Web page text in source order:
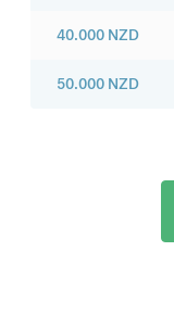
40.000 NZD
50.000 NZD